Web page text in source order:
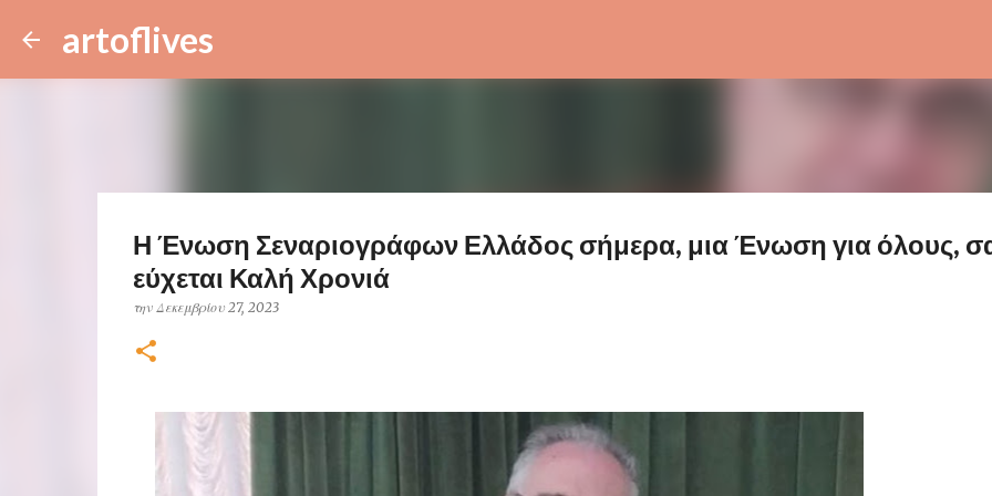
artoflives
Η Ένωση Σεναριογράφων Ελλάδος σήμερα, μια Ένωση για όλους,
εύχεται Καλή Χρονιά
την Δεκεμβρίου 27, 2023